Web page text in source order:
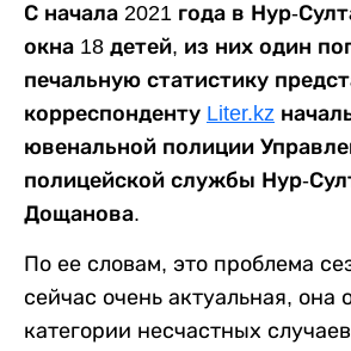
С начала 2021 года в Нур-
окна 18 детей, из них один
печальную статистику
корреспонденту Liter.kz
ювенальной полиции
полицейской службы Нур-
Дощанова.
По ее словам, это проблема
сейчас очень актуальная, она
категории несчастных